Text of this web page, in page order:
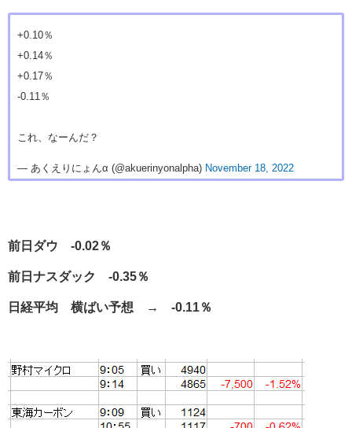
+0.10％
+0.14％
+0.17％
-0.11％
これ、なーんだ？
— あくえりにょんα (@akuerinyonalpha) November 18, 2022
前日ダウ -0.02％
前日ナスダック -0.35％
日経平均 横ばい予想 → -0.11％